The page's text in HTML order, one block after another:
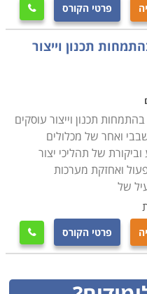
פרטי הקורס 
תכנון וייצור
תכנון וייצור עוסקים
ואחר של מכלולים
וביקורת של תהליכי יצור
ואחזקת מערכות
של
פרטי הקורס 